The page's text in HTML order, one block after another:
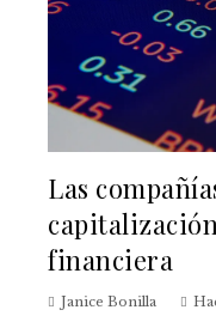
Las
financiera
Janice Bonilla